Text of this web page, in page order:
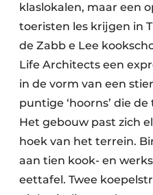
klaslokalen, maar een
toeristen les krijgen in
de Zabb e Lee
Life Architects een
in de vorm van een
puntige ‘hoorns’ die
Het gebouw past zich
hoek van het terrein.
aan tien kook- en
eettafel. Twee